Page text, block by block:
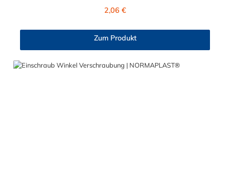
Regulärer Preis:
2,06 €
Zum Produkt